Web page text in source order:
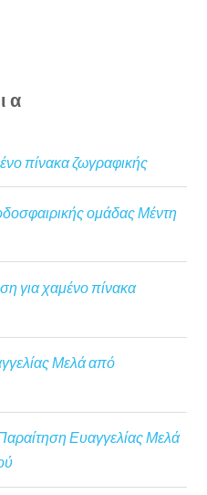
πίνακα ζωγραφικής
ομάδας Μέντη
για χαμένο πίνακα
Μελά από
Ευαγγελίας Μελά